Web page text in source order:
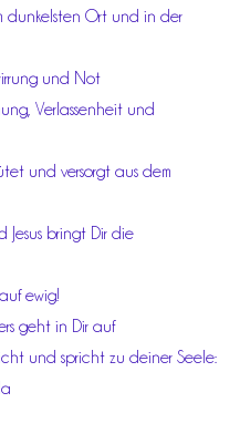
dunkelsten Ort und in der
und Not
Verlassenheit und
und versorgt aus dem
bringt Dir die
ewig!
geht in Dir auf
und spricht zu deiner Seele: